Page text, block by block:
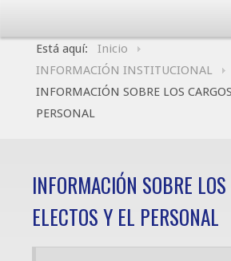
Está aquí:
Inicio
INFORMACIÓN INSTITUCIONAL
INFORMACIÓN SOBRE LOS
PERSONAL
INFORMACIÓN SOBRE
ELECTOS Y EL PERSONAL